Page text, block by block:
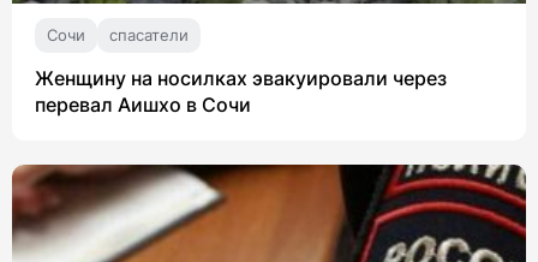
Сочи спасатели
Женщину на носилках эвакуировали через
перевал Аишхо в Сочи